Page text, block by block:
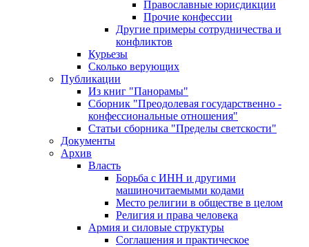
Православные юрисдикции
Прочие конфессии
Другие примеры сотрудничества и
конфликтов
Курьезы
Сколько верующих
Публикации
Из книг "Панорамы"
Сборник "Преодолевая государственно -
конфессиональные отношения"
Статьи сборника "Пределы светскости"
Документы
Архив
Власть
Борьба с ИНН и другими
машиночитаемыми кодами
Место религии в обществе в целом
Религия и права человека
Армия и силовые структуры
Соглашения и практическое